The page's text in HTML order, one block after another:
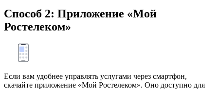
Способ 2: Приложение «Мой
Ростелеком»
Если вам удобнее управлять услугами через смартфон,
скачайте приложение «Мой Ростелеком». Оно доступно для